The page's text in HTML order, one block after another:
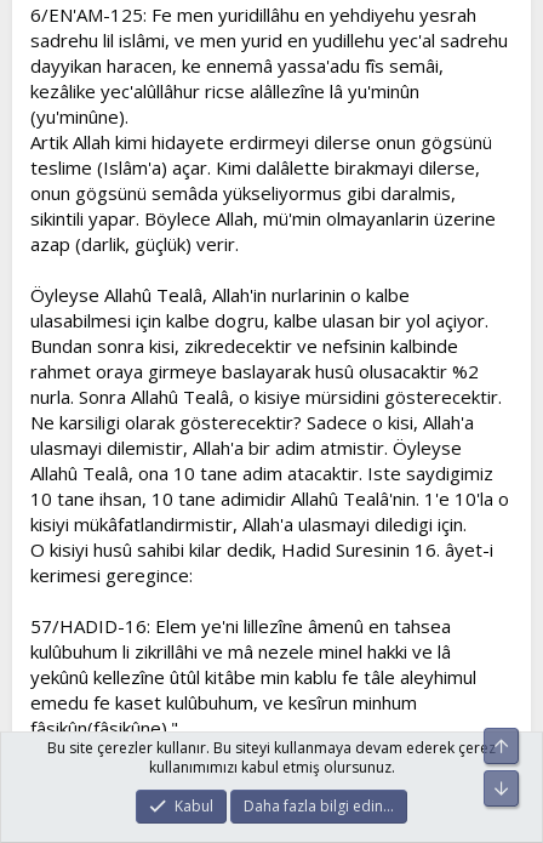
6/EN'AM-125: Fe men yuridillâhu en yehdiyehu yesrah
sadrehu lil islâmi, ve men yurid en yudillehu yec'al sadrehu
dayyikan haracen, ke ennemâ yassa'adu fîs semâi,
kezâlike yec'alûllâhur ricse alâllezîne lâ yu'minûn
(yu'minûne).
Artik Allah kimi hidayete erdirmeyi dilerse onun gögsünü
teslime (Islâm'a) açar. Kimi dalâlette birakmayi dilerse,
onun gögsünü semâda yükseliyormus gibi daralmis,
sikintili yapar. Böylece Allah, mü'min olmayanlarin üzerine
azap (darlik, güçlük) verir.
Öyleyse Allahû Tealâ, Allah'in nurlarinin o kalbe
ulasabilmesi için kalbe dogru, kalbe ulasan bir yol açiyor.
Bundan sonra kisi, zikredecektir ve nefsinin kalbinde
rahmet oraya girmeye baslayarak husû olusacaktir %2
nurla. Sonra Allahû Tealâ, o kisiye mürsidini gösterecektir.
Ne karsiligi olarak gösterecektir? Sadece o kisi, Allah'a
ulasmayi dilemistir, Allah'a bir adim atmistir. Öyleyse
Allahû Tealâ, ona 10 tane adim atacaktir. Iste saydigimiz
10 tane ihsan, 10 tane adimidir Allahû Tealâ'nin. 1'e 10'la o
kisiyi mükâfatlandirmistir, Allah'a ulasmayi diledigi için.
O kisiyi husû sahibi kilar dedik, Hadid Suresinin 16. âyet-i
kerimesi geregince:
57/HADID-16: Elem ye'ni lillezîne âmenû en tahsea
kulûbuhum li zikrillâhi ve mâ nezele minel hakki ve lâ
yekûnû kellezîne ûtûl kitâbe min kablu fe tâle aleyhimul
emedu fe kaset kulûbuhum, ve kesîrun minhum
fâsikûn(fâsikûne)."
Âmenû olanlarin kalplerinde Allah'in zikri ile (ve bu zikirle)
Hakk'tan inen seyle (nurla) husûya ulasmak (husû sahibi
olmak) zamani gelmedi mi? Kendilerine kitap verilen ve
sonra aradan uzun zaman geçen (ve bu zaman zarfinda
Bu site çerezler kullanır. Bu siteyi kullanmaya devam ederek çerez
kullanımımızı kabul etmiş olursunuz.
Kabul
Daha fazla bilgi edin…
Üst
Alt